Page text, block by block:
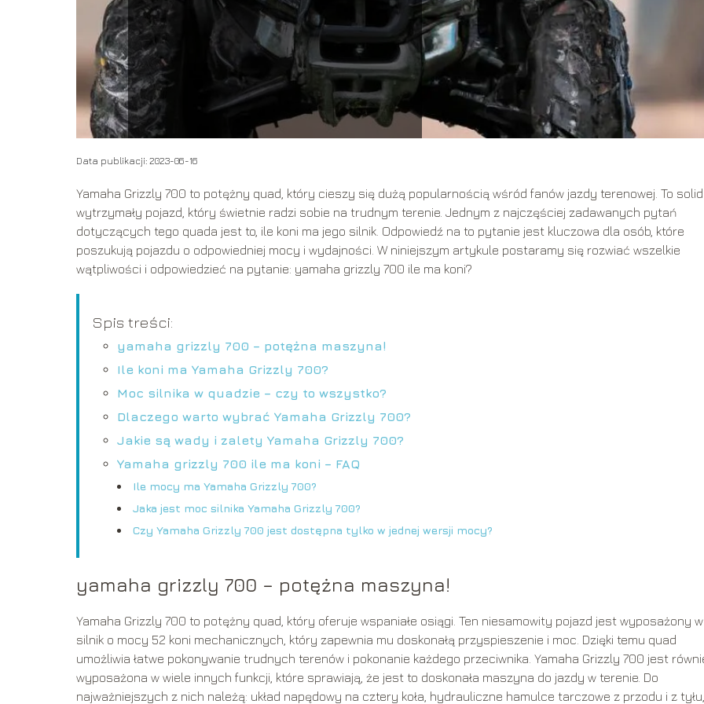
Data publikacji: 2023-06-16
Yamaha Grizzly 700 to potężny quad, który cieszy się dużą popularnością wśród fanów jazdy terenowej. To
wytrzymały pojazd, który świetnie radzi sobie na trudnym terenie. Jednym z najczęściej zadawanych pytań
dotyczących tego quada jest to, ile koni ma jego silnik. Odpowiedź na to pytanie jest kluczowa dla osób, które
poszukują pojazdu o odpowiedniej mocy i wydajności. W niniejszym artykule postaramy się rozwiać wszelkie
wątpliwości i odpowiedzieć na pytanie: yamaha grizzly 700 ile ma koni?
Spis treści:
yamaha grizzly 700 – potężna maszyna!
Ile koni ma Yamaha Grizzly 700?
Moc silnika w quadzie – czy to wszystko?
Dlaczego warto wybrać Yamaha Grizzly 700?
Jakie są wady i zalety Yamaha Grizzly 700?
Yamaha grizzly 700 ile ma koni – FAQ
Ile mocy ma Yamaha Grizzly 700?
Jaka jest moc silnika Yamaha Grizzly 700?
Czy Yamaha Grizzly 700 jest dostępna tylko w jednej wersji mocy?
yamaha grizzly 700 – potężna maszyna!
Yamaha Grizzly 700 to potężny quad, który oferuje wspaniałe osiągi. Ten niesamowity pojazd jest wyposażony w
silnik o mocy 52 koni mechanicznych, który zapewnia mu doskonałą przyspieszenie i moc. Dzięki temu quad
umożliwia łatwe pokonywanie trudnych terenów i pokonanie każdego przeciwnika. Yamaha Grizzly 700 jest
wyposażona w wiele innych funkcji, które sprawiają, że jest to doskonała maszyna do jazdy w terenie. Do
najważniejszych z nich należą: układ napędowy na cztery koła, hydrauliczne hamulce tarczowe z przodu i z tyłu,